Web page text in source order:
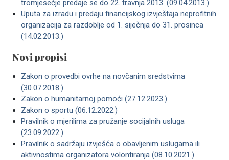
tromjesečje predaje se do 22. travnja 2013. (09.04.2013.)
Uputa za izradu i predaju financijskog izvještaja neprofitnih
organizacija za razdoblje od 1. siječnja do 31. prosinca
(14.02.2013.)
Novi propisi
Zakon o provedbi ovrhe na novčanim sredstvima
(30.07.2018.)
Zakon o humanitarnoj pomoći (27.12.2023.)
Zakon o sportu (06.12.2022.)
Pravilnik o mjerilima za pružanje socijalnih usluga
(23.09.2022.)
Pravilnik o sadržaju izvješća o obavljenim uslugama ili
aktivnostima organizatora volontiranja (08.10.2021.)